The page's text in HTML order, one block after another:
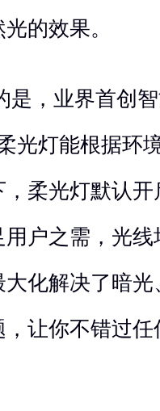
的效果。
是，业界首创
光灯能根据环
柔光灯默认
户之需，光
化解决了暗
让你不错过